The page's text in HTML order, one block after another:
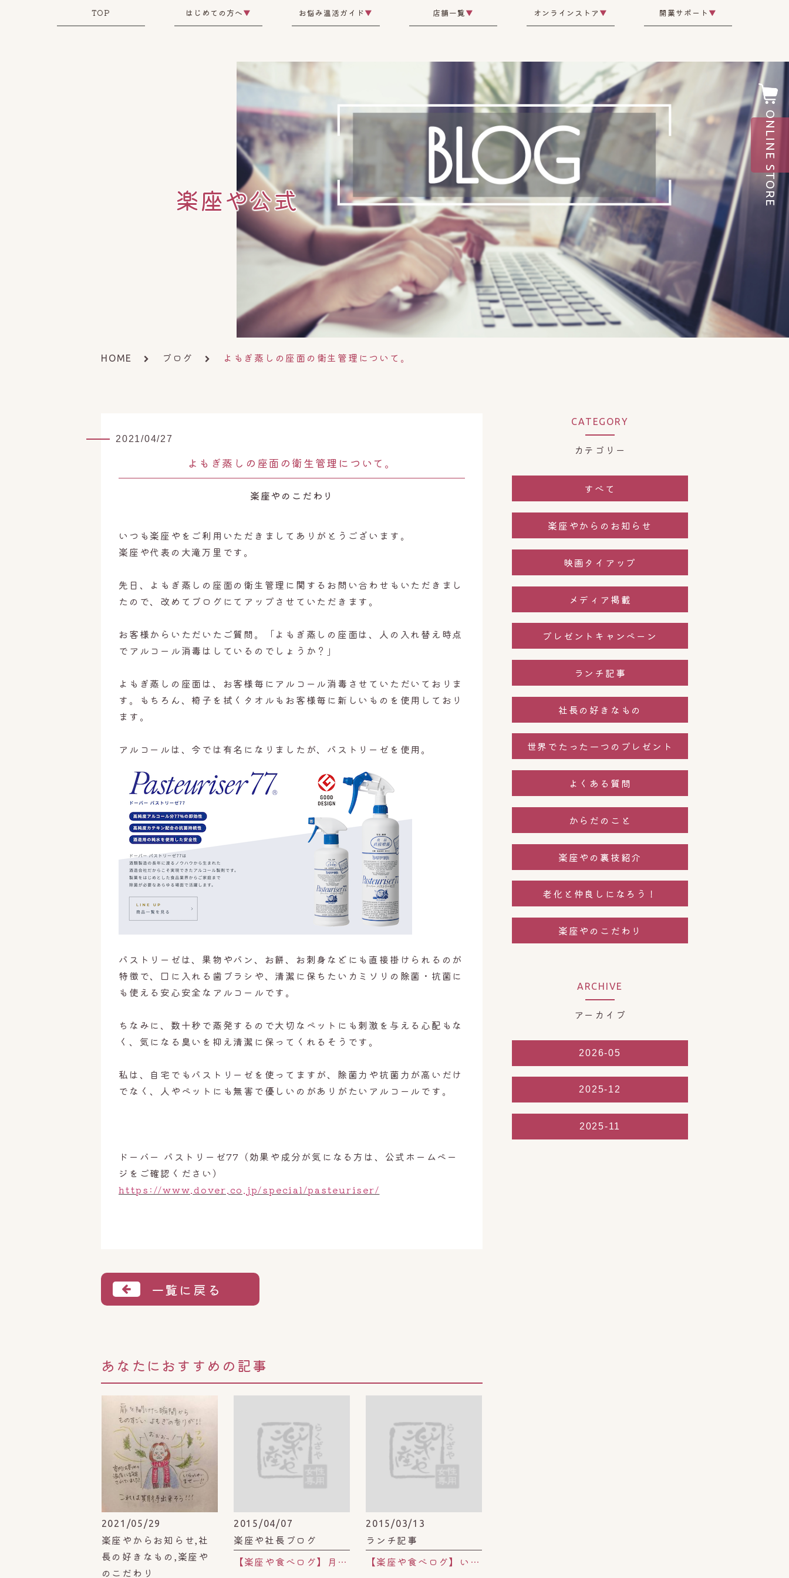
TOP はじめての方へ▼ お悩み温活ガイド▼ 店舗一覧▼ オンラインストア ▼ 開業サポート ▼
楽座や公式
HOME ブログ よもぎ蒸しの座面の衛生管理について。
2021/04/27
よもぎ蒸しの座面の衛生管理について。
楽座やのこだわり
いつも楽座やをご利用いただきましてありがとうございます。
楽座や代表の大滝万里です。
先日、よもぎ蒸しの座面の衛生管理に関するお問い合わせもいただきまし
たので、改めてブログにてアップさせていただきます。
お客様からいただいたご質問。「よもぎ蒸しの座面は、人の入れ替え時点
でアルコール消毒はしているのでしょうか？」
よもぎ蒸しの座面は、お客様毎にアルコール消毒させていただいておりま
す。もちろん、椅子を拭くタオルもお客様毎に新しいものを使用しており
ます。
アルコールは、今では有名になりましたが、パストリーゼを使用。
パストリーゼは、果物やパン、お餅、お刺身などにも直接掛けられるのが
特徴で、口に入れる歯ブラシや、清潔に保ちたいカミソリの除菌・抗菌に
も使える安心安全なアルコールです。
ちなみに、数十秒で蒸発するので大切なペットにも刺激を与える心配もな
く、気になる臭いを抑え清潔に保ってくれるそうです。
私は、自宅でもパストリーゼを使ってますが、除菌力や抗菌力が高いだけ
でなく、人やペットにも無害で優しいのがありがたいアルコールです。
ドーバー パストリーゼ77（効果や成分が気になる方は、公式ホームペー
ジをご確認ください）
https://www.dover.co.jp/special/pasteuriser/
一覧に戻る
あなたにおすすめの記事
2021/05/29
楽座やからお知らせ,社
長の好きなもの,楽座や
のこだわり
2015/04/07
楽座や社長ブログ
【楽座や食べログ】月島のもんじゃ焼き屋さん「蔵」
2015/03/13
ランチ記事
【楽座や食べログ】いきなりステーキ。
CATEGORY
カテゴリー
すべて
楽座やからのお知らせ
映画タイアップ
メディア掲載
プレゼントキャンペーン
ランチ記事
社長の好きなもの
世界でたった一つのプレゼント
よくある質問
からだのこと
楽座やの裏技紹介
老化と仲良しになろう！
楽座やのこだわり
ARCHIVE
アーカイブ
2026-05
2025-12
2025-11
ONLINE STORE